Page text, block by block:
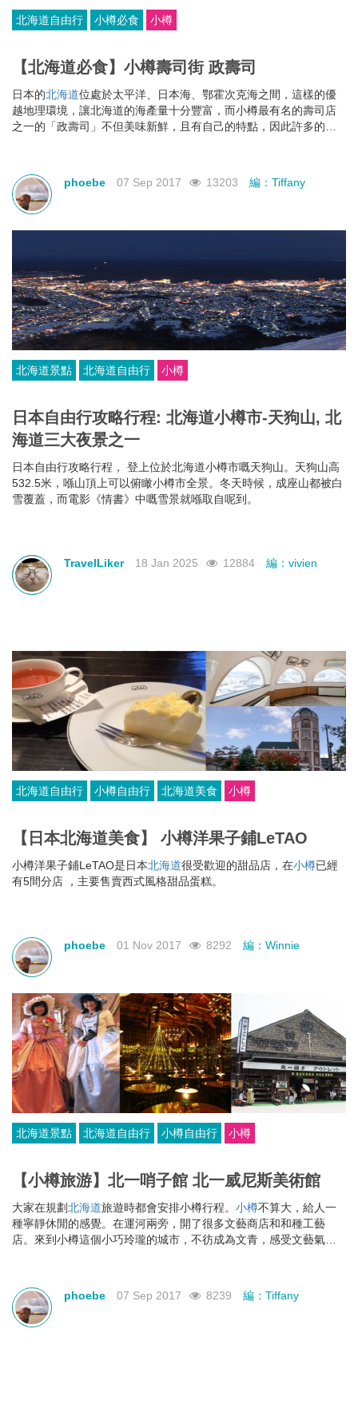
北海道自由行 小樽必食 小樽
【北海道必食】小樽壽司街 政壽司
日本的北海道位處於太平洋、日本海、鄂霍次克海之間，這樣的優
越地理環境，讓北海道的海產量十分豐富，而小樽最有名的壽司店
之一的「政壽司」不但美味新鮮，且有自己的特點，因此許多的遊
phoebe 07 Sep 2017 13203 編：Tiffany
北海道景點 北海道自由行 小樽
日本自由行攻略行程: 北海道小樽市-天狗山, 北
海道三大夜景之一
日本自由行攻略行程， 登上位於北海道小樽市嘅天狗山。天狗山高
532.5米，喺山頂上可以俯瞰小樽市全景。冬天時候，成座山都被白
雪覆蓋，而電影《情書》中嘅雪景就喺取自呢到。
TravelLiker 18 Jan 2025 12884 編：vivien
北海道自由行 小樽自由行 北海道美食 小樽
【日本北海道美食】 小樽洋果子鋪LeTAO
小樽洋果子鋪LeTAO是日本北海道很受歡迎的甜品店，在小樽已經
有5間分店 ，主要售賣西式風格甜品蛋糕。
phoebe 01 Nov 2017 8292 編：Winnie
北海道景點 北海道自由行 小樽自由行 小樽
【小樽旅游】北一哨子館 北一威尼斯美術館
大家在規劃北海道旅遊時都會安排小樽行程。 小樽不算大，給人一
種寧靜休閒的感覺。在運河兩旁，開了很多文藝商店和和種工藝
店。來到小樽這個小巧玲瓏的城市，不彷成為文青，感受文藝氣
phoebe 07 Sep 2017 8239 編：Tiffany